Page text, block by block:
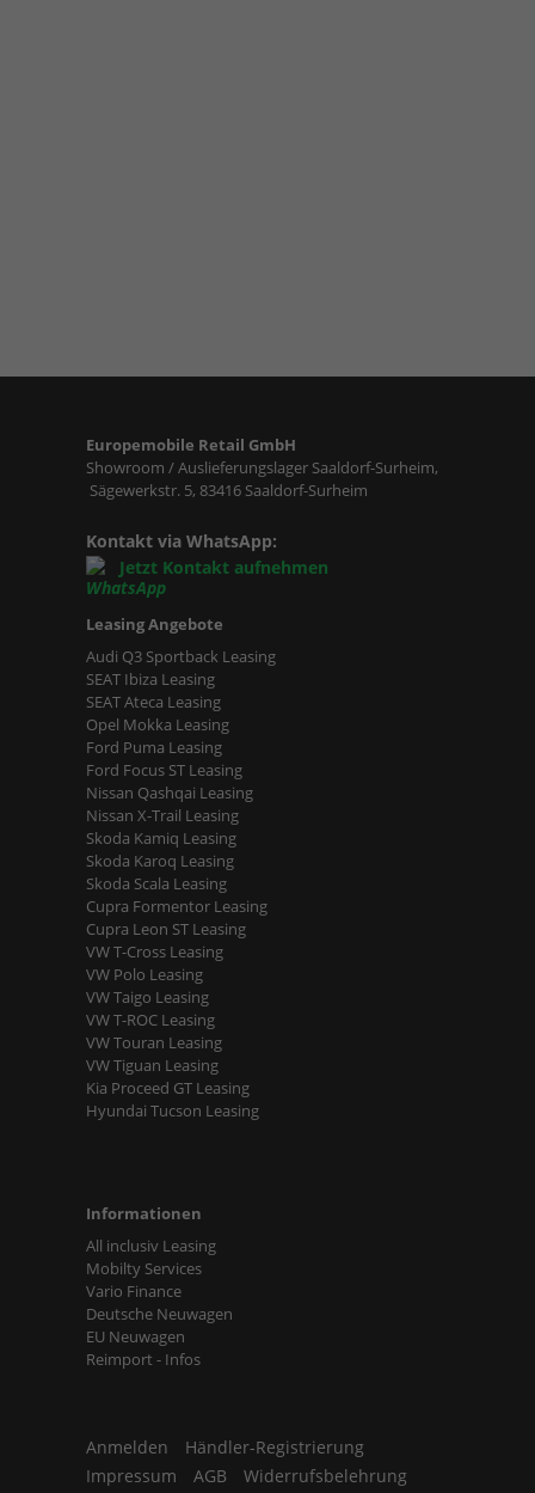
Europemobile Retail GmbH
Showroom / Auslieferungslager Saaldorf-Surheim,
Sägewerkstr. 5, 83416 Saaldorf-Surheim
Kontakt via WhatsApp:
Jetzt Kontakt aufnehmen
Leasing Angebote
Audi Q3 Sportback Leasing
SEAT Ibiza Leasing
SEAT Ateca Leasing
Opel Mokka Leasing
Ford Puma Leasing
Ford Focus ST Leasing
Nissan Qashqai Leasing
Nissan X-Trail Leasing
Skoda Kamiq Leasing
Skoda Karoq Leasing
Skoda Scala Leasing
Cupra Formentor Leasing
Cupra Leon ST Leasing
VW T-Cross Leasing
VW Polo Leasing
VW Taigo Leasing
VW T-ROC Leasing
VW Touran Leasing
VW Tiguan Leasing
Kia Proceed GT Leasing
Hyundai Tucson Leasing
Informationen
All inclusiv Leasing
Mobilty Services
Vario Finance
Deutsche Neuwagen
EU Neuwagen
Reimport - Infos
Anmelden
Händler-Registrierung
Impressum
AGB
Widerrufsbelehrung